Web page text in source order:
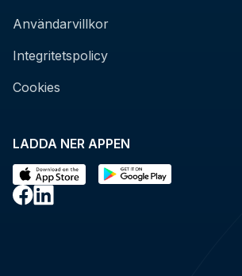
LADDA NER APPEN
Användarvillkor
Integritetspolicy
Cookies